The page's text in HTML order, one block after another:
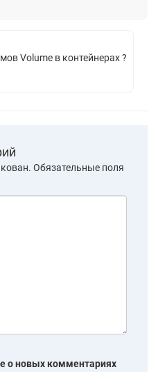
Volume в контейнерах ?
Обязательные поля
о новых комментариях